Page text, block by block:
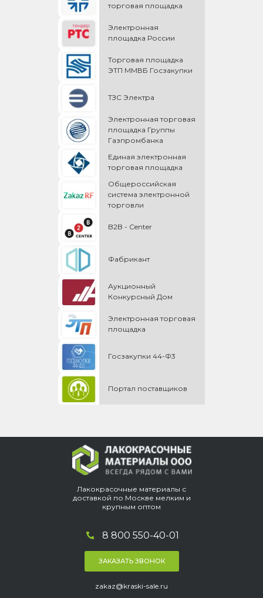
торговая площадка
Электронная
площадка России
Торговая площадка
ЭТП ММВБ Госзакупки
ТЗС Электра
Электронная торговая
площадка Группы
Газпромбанка
Единая электронная
торговая площадка
Общероссийская
cистема электронной
торговли
B2B - Center
Фабрикант
Аукционный
Конкурсный Дом
Электронная торговая
площадка
Госзакупки 44-Ф3
Портал поставщиков
Лакокрасочные материалы с
доставкой по Москве мелким и
крупным оптом
8 800 550-40-01
ЗАКАЗАТЬ ЗВОНОК
zakaz@kraski-sale.ru